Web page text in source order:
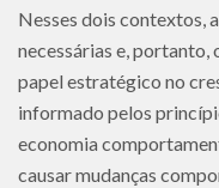
Nesses dois contextos,
necessárias e,
papel estratégico no
informado pelos
economia
causar mudanças